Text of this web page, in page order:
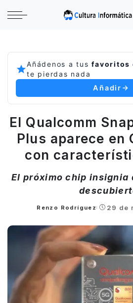
Añádenos a tusfavoritos
te pierdas nada
Añadir
El Qualcomm
Plus aparece en
con
El próximo chip insignia
Posted
Renzo Rodríguez 29 de